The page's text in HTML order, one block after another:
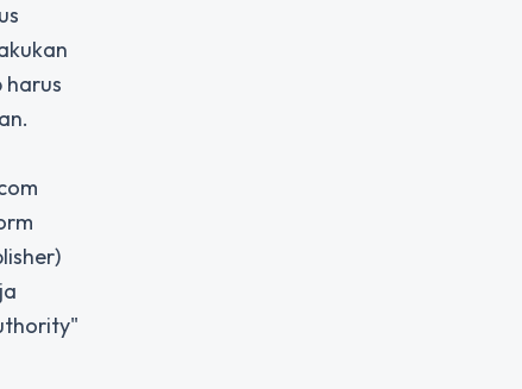
harus